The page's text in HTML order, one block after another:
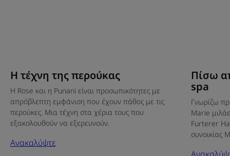
Η τέχνη της περούκας
Η Rose και η Punani είναι προσωπικότητες με
απρόβλεπτη εμφάνιση που έχουν πάθος με τις
περούκες. Μια τέχνη στα χέρια τους που
εξακολουθούν να εξερευνούν.
Ανακαλύψτε
Πίσω
spa
Γνωρίζω
Marie
Furterer
συνοικίας